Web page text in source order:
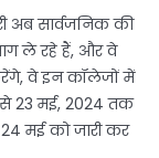
अब सार्वजनिक की
ले रहे हैं, और वे
वे इन कॉलेजों में
23 मई, 2024 तक
मई को जारी कर